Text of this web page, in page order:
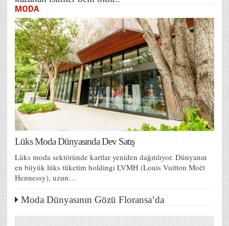
MODA
Lüks Moda Dünyasında Dev Satış
Lüks moda sektöründe kartlar yeniden dağıtılıyor. Dünyanın
en büyük lüks tüketim holdingi LVMH (Louis Vuitton Moët
Hennessy), uzun…
Moda Dünyasının Gözü Floransa’da